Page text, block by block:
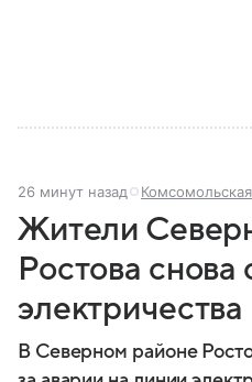
26 минут назад
Жители
Ростова снова
электричества
В Северном районе